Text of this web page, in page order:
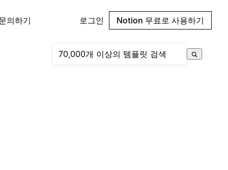
의하기 로그인 Notion 무료로 사용하기